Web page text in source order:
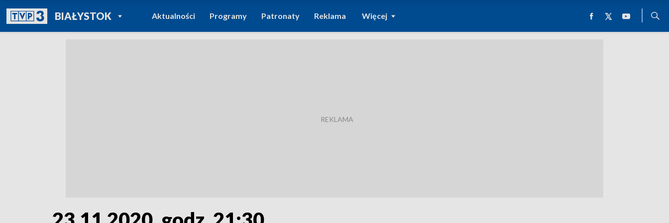
BIAŁYSTOKPOWRÓT DO
TVP REGIONY
Aktualności Programy Patronaty Reklama Więcej